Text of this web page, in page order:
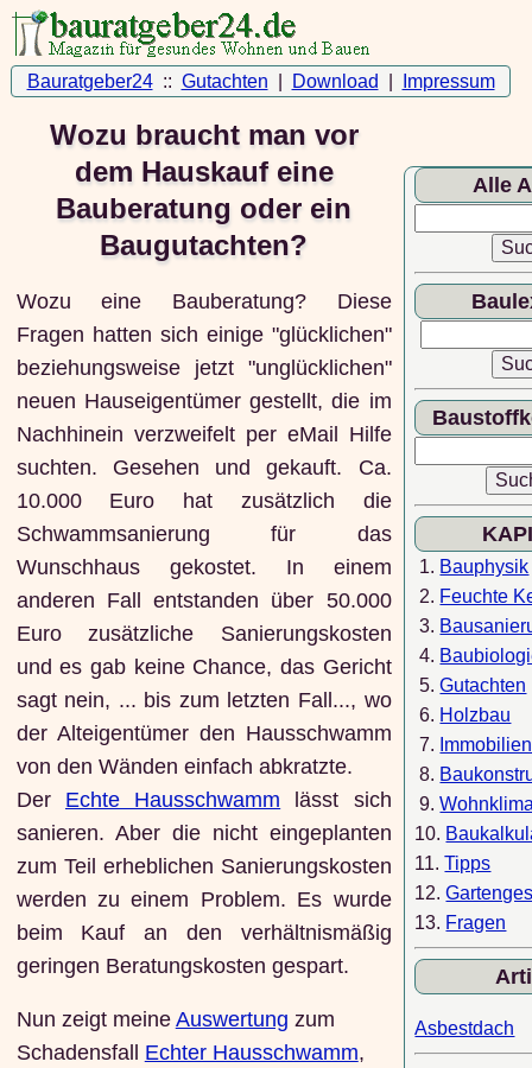
Bauratgeber24:: Gutachten Download Impressum
Wozu braucht man vor
dem Hauskauf eine
Bauberatung oder ein
Baugutachten?
Wozu eine Bauberatung? Diese
Fragen hatten sich einige "glücklichen"
beziehungsweise jetzt "unglücklichen"
neuen Hauseigentümer gestellt, die im
Nachhinein verzweifelt per eMail Hilfe
suchten. Gesehen und gekauft. Ca.
10.000 Euro hat zusätzlich die
Schwammsanierung für das
Wunschhaus gekostet. In einem
anderen Fall entstanden über 50.000
Euro zusätzliche Sanierungskosten
und es gab keine Chance, das Gericht
sagt nein, ... bis zum letzten Fall..., wo
der Alteigentümer den Hausschwamm
von den Wänden einfach abkratzte.
Der Echte Hausschwamm lässt sich
sanieren. Aber die nicht eingeplanten
zum Teil erheblichen Sanierungskosten
werden zu einem Problem. Es wurde
beim Kauf an den verhältnismäßig
geringen Beratungskosten gespart.
Nun zeigt meine Auswertung zum
Schadensfall Echter Hausschwamm,
Alle
1. Bauphysik
2. Feuchte
3.
4.
5.Gutachten
6. Holzbau
7. Immobilien
8.
9.
10.
11.Tipps
12.
13. Fragen
Asbestdach